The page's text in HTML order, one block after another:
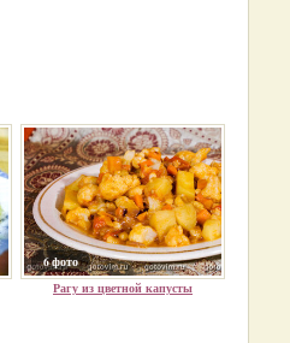
6 фото
Рагу из цветной капусты